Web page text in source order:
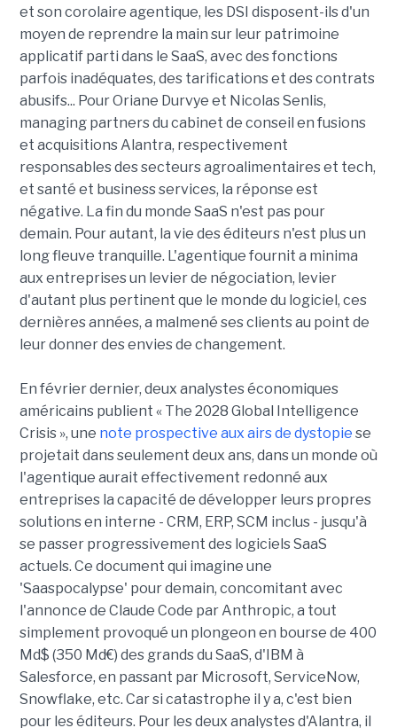
et son corolaire agentique, les DSI disposent-ils d'un
moyen de reprendre la main sur leur patrimoine
applicatif parti dans le SaaS, avec des fonctions
parfois inadéquates, des tarifications et des contrats
abusifs... Pour Oriane Durvye et Nicolas Senlis,
managing partners du cabinet de conseil en fusions
et acquisitions Alantra, respectivement
responsables des secteurs agroalimentaires et tech,
et santé et business services, la réponse est
négative. La fin du monde SaaS n'est pas pour
demain. Pour autant, la vie des éditeurs n'est plus un
long fleuve tranquille. L'agentique fournit a minima
aux entreprises un levier de négociation, levier
d'autant plus pertinent que le monde du logiciel, ces
dernières années, a malmené ses clients au point de
leur donner des envies de changement.
En février dernier, deux analystes économiques
américains publient « The 2028 Global Intelligence
Crisis », une note prospective aux airs de dystopie se
projetait dans seulement deux ans, dans un monde où
l'agentique aurait effectivement redonné aux
entreprises la capacité de développer leurs propres
solutions en interne - CRM, ERP, SCM inclus - jusqu'à
se passer progressivement des logiciels SaaS
actuels. Ce document qui imagine une
'Saaspocalypse' pour demain, concomitant avec
l'annonce de Claude Code par Anthropic, a tout
simplement provoqué un plongeon en bourse de 400
Md$ (350 Md€) des grands du SaaS, d'IBM à
Salesforce, en passant par Microsoft, ServiceNow,
Snowflake, etc. Car si catastrophe il y a, c'est bien
pour les éditeurs. Pour les deux analystes d'Alantra, il